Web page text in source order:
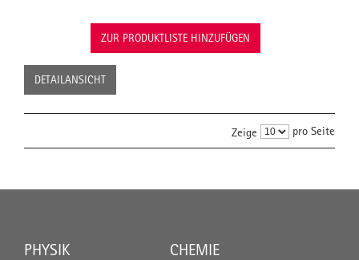
ZUR PRODUKTLISTE HINZUFÜGEN
DETAILANSICHT
Zeige pro Seite
PHYSIK CHEMIE